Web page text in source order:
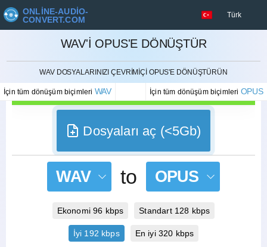
ONLINE-AUDIO-
CONVERT.COM
Türk
WAV'I OPUS'E DÖNÜŞTÜR
WAV DOSYALARINIZI ÇEVRIMIÇI OPUS'E DÖNÜŞTÜRÜN
İçin tüm dönüşüm biçimleri WAV İçin tüm dönüşüm biçimleri OPUS
İPTAL ETMEK
Dosyaları aç (<5Gb)
WAV to OPUS
Ekonomi 96 kbps Standart 128 kbps
İyi 192 kbps En iyi 320 kbps